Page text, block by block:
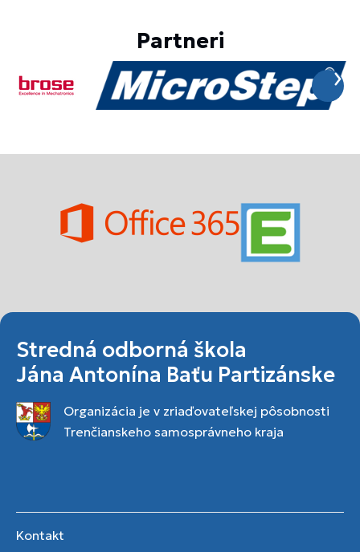
Partneri
Stredná odborná škola
Jána Antonína Baťu Partizánske
Organizácia je v zriaďovateľskej pôsobnosti
Trenčianskeho samosprávneho kraja
Kontakt